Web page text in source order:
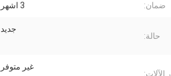
ضمان: 3 اشهر
حالة:
جديد
الآلات:
غير متوفر